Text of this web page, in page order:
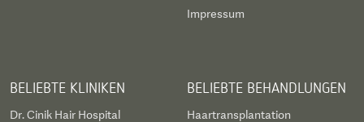
Impressum
BELIEBTE KLINIKEN
Dr. Cinik Hair Hospital
BELIEBTE BEHANDLUNGEN
Haartransplantation